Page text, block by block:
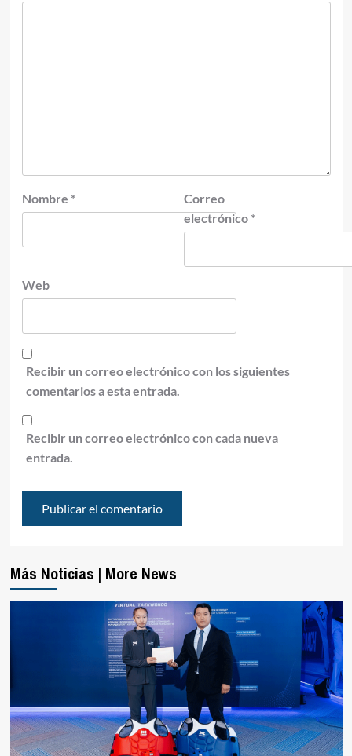
Nombre *
Correo
electrónico *
Web
Recibir un correo electrónico con los siguientes
comentarios a esta entrada.
Recibir un correo electrónico con cada nueva
entrada.
Más Noticias | More News